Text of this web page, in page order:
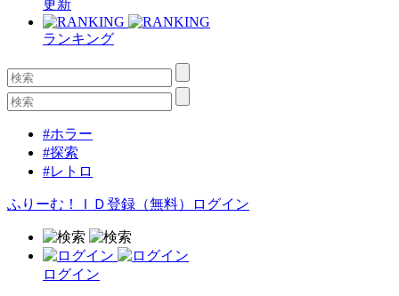
更新
ランキング
#ホラー
#探索
#レトロ
ふりーむ！ＩＤ登録（無料） ログイン
ログイン